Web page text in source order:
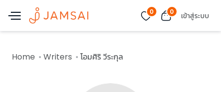
0 0 เข้าสู่ระบบ
Home Writers โอมศิริ วีระกุล